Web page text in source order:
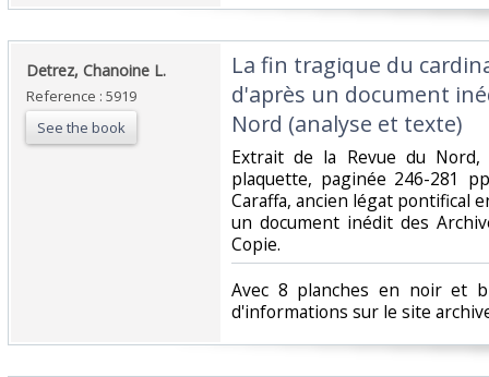
‎Detrez, Chanoine L.‎
Reference : 5919
See the book
‎La fin tragique du
d'après un document
Nord (analyse et texte)‎
‎Extrait de la Revue du Nord,
plaquette, paginée 246-281
Caraffa, ancien légat pontifical
un document inédit des
Copie.‎
‎Avec 8 planches en noir et
d'informations sur le site